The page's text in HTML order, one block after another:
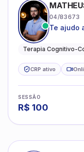
04/83673
Te ajudo
clareza e
Terapia Cognitivo-
CRP ativo
SESSÃO
R$ 100